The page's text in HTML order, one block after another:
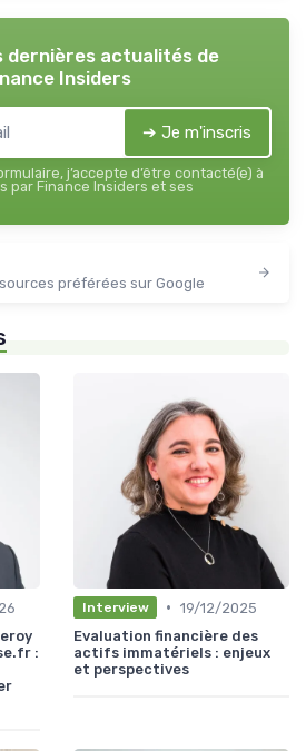
dernières actualités de
Insiders
➔ Je m'inscris
j’accepte d’être contacté(e) à
par Finance Insiders et ses
préférées sur Google
:
Interview • 19/12/2025
Evaluation financière des
actifs immatériels : enjeux
et perspectives